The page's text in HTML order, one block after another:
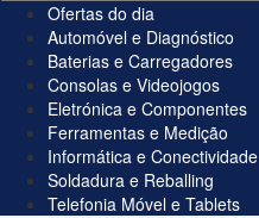
Ofertas do dia
Automóvel e Diagnóstico
Baterias e Carregadores
Consolas e Videojogos
Eletrónica e Componentes
Ferramentas e Medição
Informática e Conectividade
Soldadura e Reballing
Telefonia Móvel e Tablets